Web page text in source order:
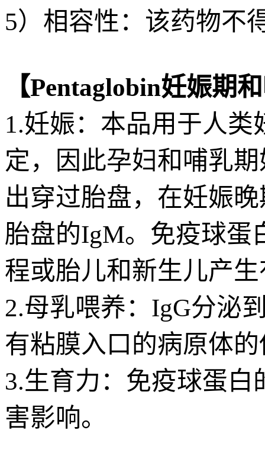
5）相容性：该药物不
【Pentaglobin妊娠期
1.妊娠：本品用于人
定，因此孕妇和哺乳
出穿过胎盘，在妊娠
胎盘的IgM。免疫球蛋
程或胎儿和新生儿产
2.母乳喂养：IgG分泌
有粘膜入口的病原体
3.生育力：免疫球蛋
害影响。